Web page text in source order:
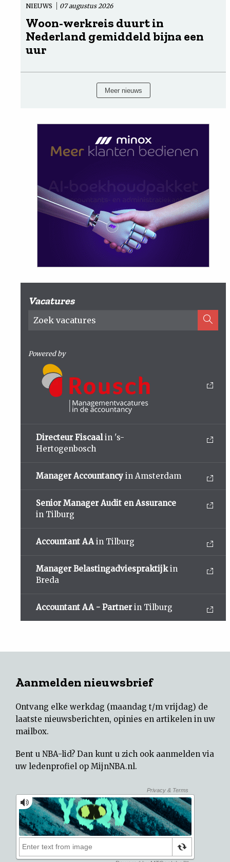
NIEUWS 07 augustus 2026
Woon-werkreis duurt in
Nederland gemiddeld bijna een
uur
Meer nieuws
Vacatures
Powered by
Directeur Fiscaalin 's-
Hertogenbosch
Manager Accountancy in Amsterdam
Senior Manager Audit en Assurance
in Tilburg
Accountant AA in Tilburg
Manager Belastingadviespraktijkin
Breda
Accountant AA - Partner in Tilburg
Aanmelden nieuwsbrief
Ontvang elke werkdag (maandag t/m vrijdag) de
laatste nieuwsberichten, opinies en artikelen in uw
mailbox.
Bent u NBA-lid? Dan kunt u zich ook aanmelden via
uw ledenprofiel op MijnNBA.nl.